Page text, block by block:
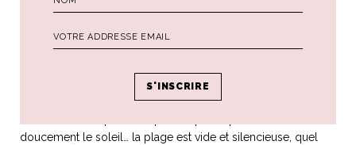
ne font pas de taille au dessus. Je suis un cachalot).
Samedi 11 mars
virée à la mer pour Bianca ! Leone fait des châteaux de sable
(enfin il en balance surtout partout y compris dans le vin
doucement le soleil… la plage est vide et silencieuse, quel